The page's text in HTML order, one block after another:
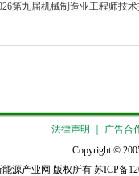
第九届机械制造业工程师技
法律声明
广告合
Copyright ©
能源产业网 版权所有 苏ICP备